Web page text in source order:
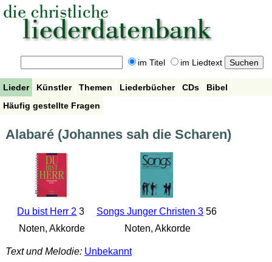
im Titel im Liedtext
Lieder Künstler Themen Liederbücher CDs
Bibel
Häufig gestellte Fragen
Alabaré (Johannes sah die Scharen)
Du bist Herr 2 3
Noten, Akkorde
Songs Junger Christen 356
Noten, Akkorde
Text und Melodie: Unbekannt